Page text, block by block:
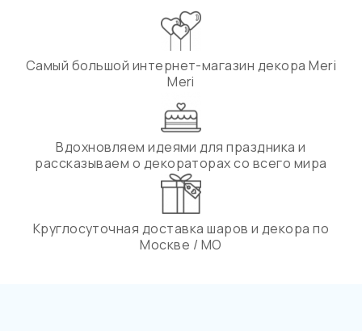
Самый большой интернет-магазин декора Meri
Meri
Вдохновляем идеями для праздника и
рассказываем о декораторах со всего мира
Круглосуточная доставка шаров и декора по
Москве / МО